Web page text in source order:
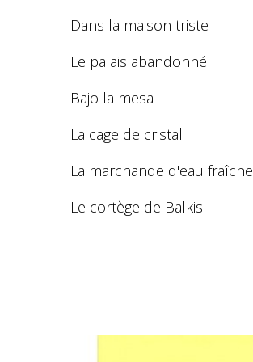
Dans la maison triste
Le palais abandonné
Bajo la mesa
La cage de cristal
La marchande d'eau fraîche
Le cortège de Balkis